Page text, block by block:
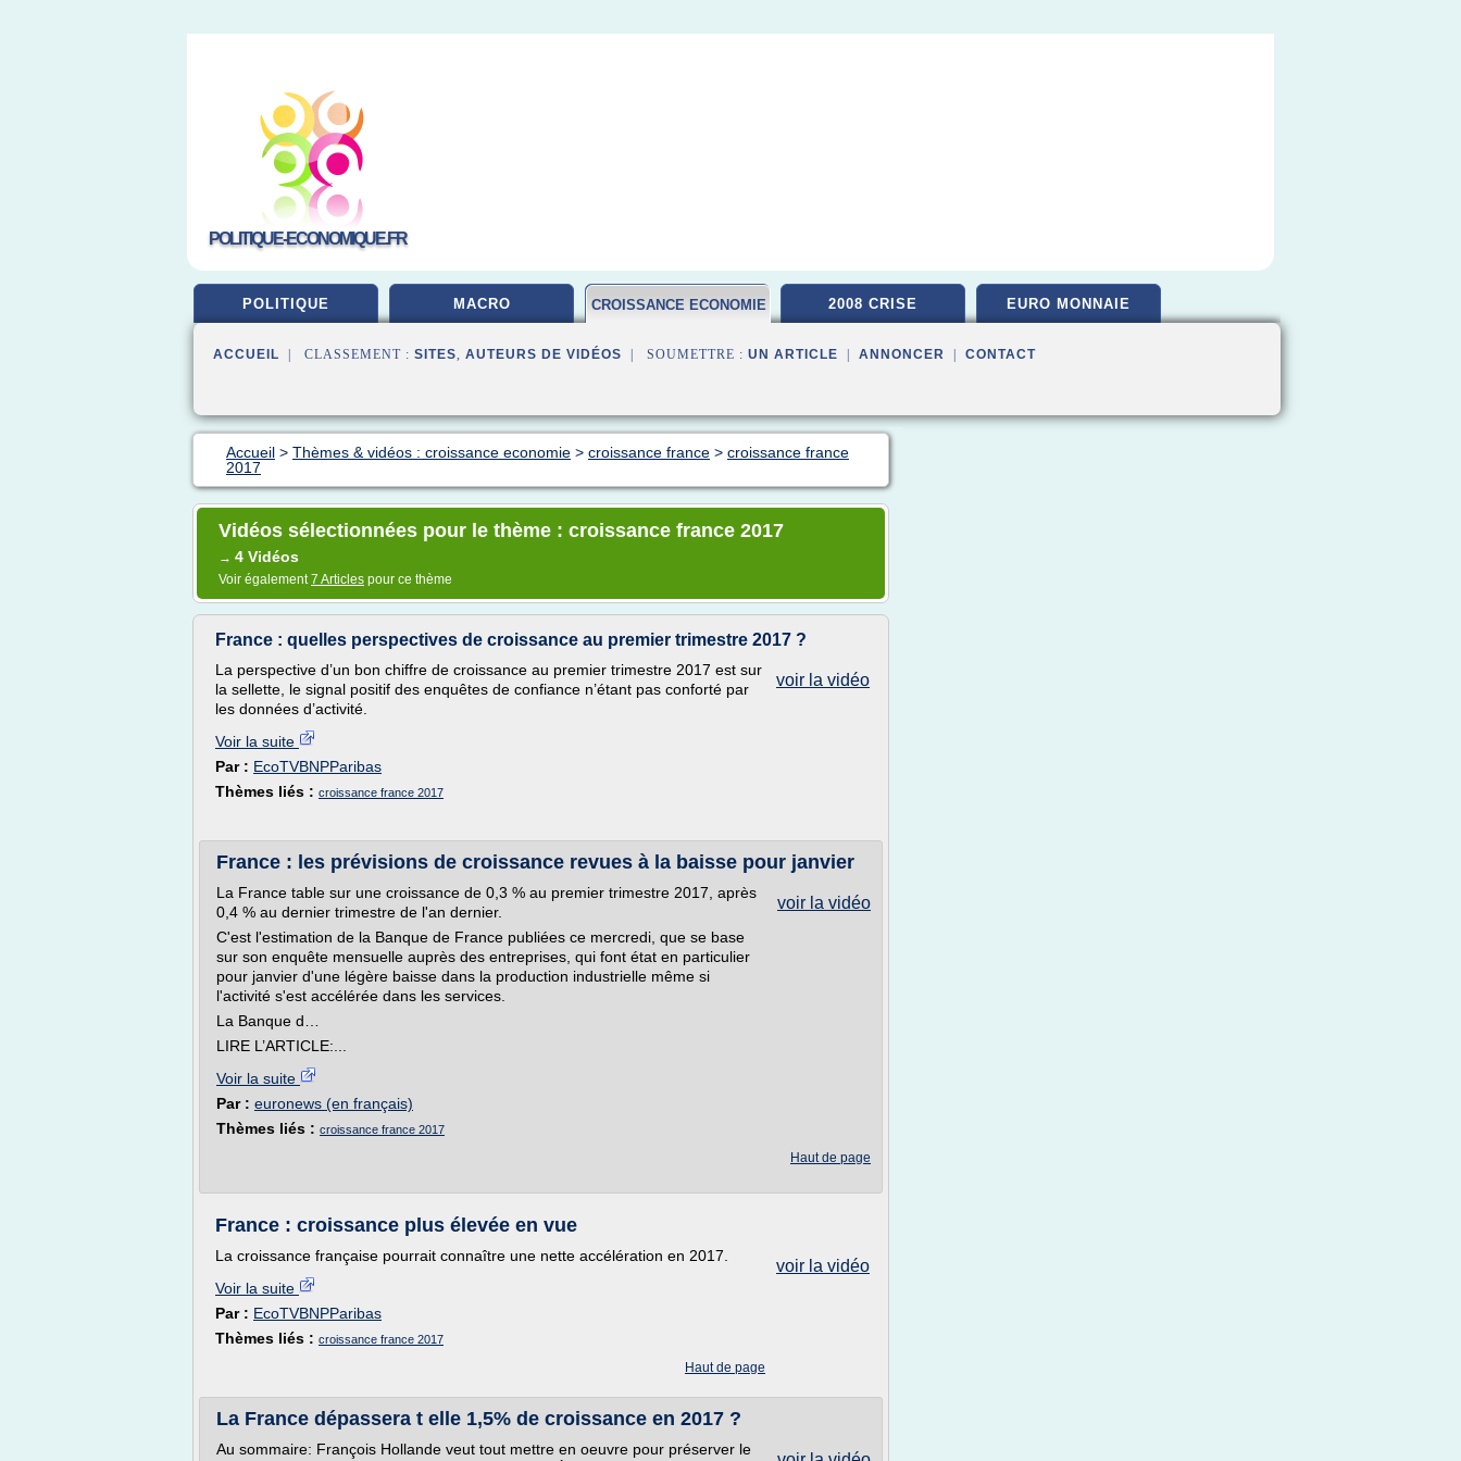
POLITIQUE-ECONOMIQUE.FR
POLITIQUE MACRO CROISSANCE ECONOMIE 2008 CRISE EURO MONNAIE
ACCUEIL | CLASSEMENT : SITES, AUTEURS DE VIDÉOS | SOUMETTRE : UN ARTICLE ANNONCER CONTACT
Accueil > Thèmes & vidéos : croissance economie > croissance france > croissance france
2017
Vidéos sélectionnées pour le thème : croissance france 2017
→ 4 Vidéos
Voir également7 Articles pour ce thème
France : quelles perspectives de croissance au premier trimestre 2017 ?
voir la vidéo
La perspective d’un bon chiffre de croissance au premier trimestre 2017 est sur
la sellette, le signal positif des enquêtes de confiance n’étant pas conforté par
les données d’activité.
Voir la suite
Par : EcoTVBNPParibas
Thèmes liés : croissance france 2017
France : les prévisions de croissance revues à la baisse pour janvier
voir la vidéo
La France table sur une croissance de 0,3 % au premier trimestre 2017, après
0,4 % au dernier trimestre de l'an dernier.
C'est l'estimation de la Banque de France publiées ce mercredi, que se base
sur son enquête mensuelle auprès des entreprises, qui font état en particulier
pour janvier d'une légère baisse dans la production industrielle même si
l'activité s'est accélérée dans les services.
La Banque d…
LIRE L’ARTICLE:...
Voir la suite
Par : euronews (en français)
Thèmes liés : croissance france 2017
Haut de page
France : croissance plus élevée en vue
voir la vidéo
La croissance française pourrait connaître une nette accélération en 2017.
Voir la suite
Par : EcoTVBNPParibas
Thèmes liés : croissance france 2017
Haut de page
La France dépassera t elle 1,5% de croissance en 2017 ?
Au sommaire: François Hollande veut tout mettre en oeuvre pour préserver le